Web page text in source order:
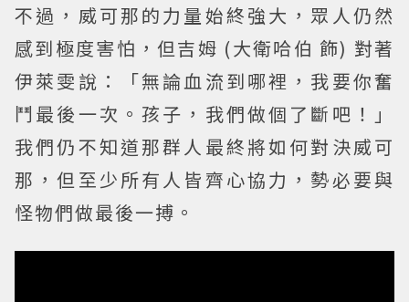
不過，威可那的力量始終強大，眾人仍然
感到極度害怕，但吉姆 (大衛哈伯 飾) 對著
伊萊雯說：「無論血流到哪裡，我要你奮
鬥最後一次。孩子，我們做個了斷吧！」
我們仍不知道那群人最終將如何對決威可
那，但至少所有人皆齊心協力，勢必要與
怪物們做最後一搏。